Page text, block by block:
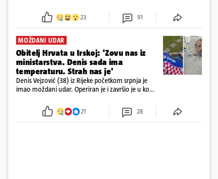
23 91
MOŽDANI UDAR
Obitelj Hrvata u Irskoj: 'Zovu nas iz
ministarstva. Denis sada ima
temperaturu. Strah nas je'
Denis Vejzović (38) iz Rijeke početkom srpnja je
imao moždani udar. Operiran je i završio je u komi.
tamošnji liječnici ne vjeruju u oporavak: 'Imamo
21 28